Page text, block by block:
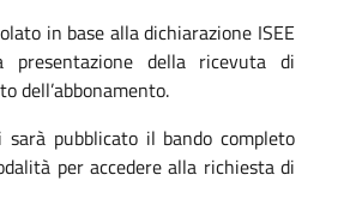
in base alla dichiarazione ISEE
della ricevuta di
dell’abbonamento.
sarà pubblicato il bando completo
per accedere alla richiesta di